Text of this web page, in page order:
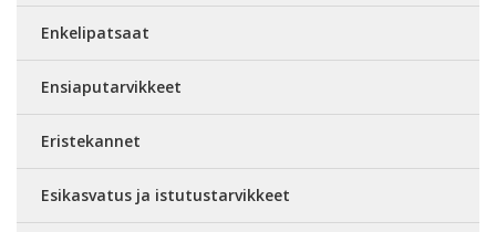
Enkelipatsaat
Ensiaputarvikkeet
Eristekannet
Esikasvatus ja istutustarvikkeet